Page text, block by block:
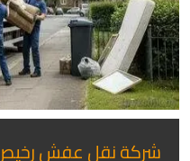
شركة نقل عفش